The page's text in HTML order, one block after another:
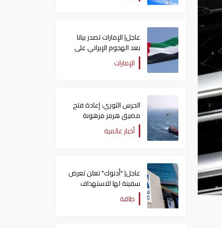
عاجل| الإمارات تصدر بيانا
بعد الهجوم الإيراني على
سفينة تابعة لـ"أدنوك"
الإمارات
الحرس الثوري: إعادة فتح
مضيق هرمز مرهونة
بقبول واشنطن الكامل
لشروط طهران
أخبار عالمية
عاجل| "أدنوك" تعلن تعرض
سفينة لها للاستهداف
بصاروخ في مضيق هرمز
طاقة